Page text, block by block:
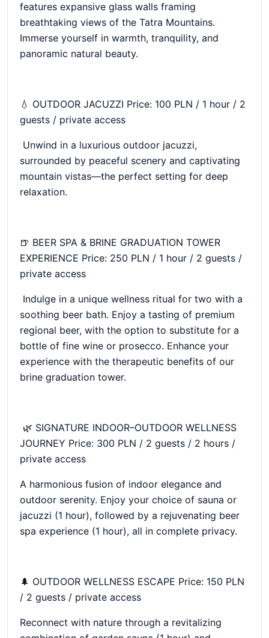
features expansive glass walls framing
breathtaking views of the Tatra Mountains.
Immerse yourself in warmth, tranquility, and
panoramic natural beauty.
💧 OUTDOOR JACUZZI Price: 100 PLN / 1 hour / 2
guests / private access
Unwind in a luxurious outdoor jacuzzi,
surrounded by peaceful scenery and captivating
mountain vistas—the perfect setting for deep
relaxation.
🍺 BEER SPA & BRINE GRADUATION TOWER
EXPERIENCE Price: 250 PLN / 1 hour / 2 guests /
private access
Indulge in a unique wellness ritual for two with a
soothing beer bath. Enjoy a tasting of premium
regional beer, with the option to substitute for a
bottle of fine wine or prosecco. Enhance your
experience with the therapeutic benefits of our
brine graduation tower.
🌿 SIGNATURE INDOOR–OUTDOOR WELLNESS
JOURNEY Price: 300 PLN / 2 guests / 2 hours /
private access
A harmonious fusion of indoor elegance and
outdoor serenity. Enjoy your choice of sauna or
jacuzzi (1 hour), followed by a rejuvenating beer
spa experience (1 hour), all in complete privacy.
🌲 OUTDOOR WELLNESS ESCAPE Price: 150 PLN
/ 2 guests / private access
Reconnect with nature through a revitalizing